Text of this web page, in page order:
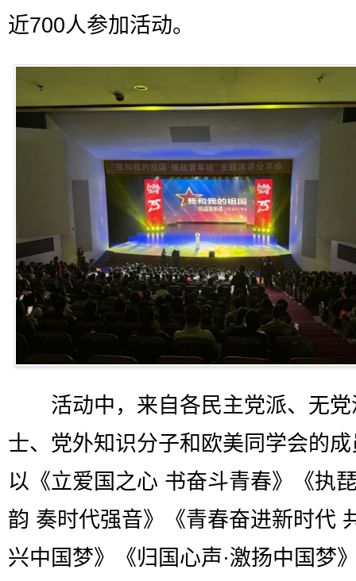
近700人参加活动。
活动中，来自各民主党派、无党
士、党外知识分子和欧美同学会的
以《立爱国之心 书奋斗青春》《执
韵 奏时代强音》《青春奋进新时代
兴中国梦》《归国心声·激扬中国梦